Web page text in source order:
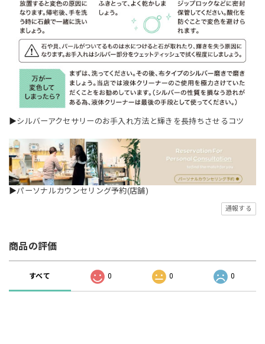
▶シルバーアクセサリーのお手入れ方法と輝きを長持ちさせるコツ
▶パーソナルカウンセリング予約(店舗)
通報する
商品の評価
すべて 0 0 0